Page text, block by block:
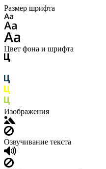
Размер шрифта
Цвет фона и шрифта
Изображения
Озвучивание текста